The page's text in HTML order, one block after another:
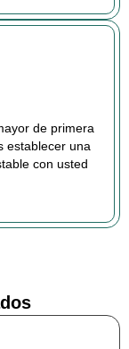
de primera
establecer una
con usted